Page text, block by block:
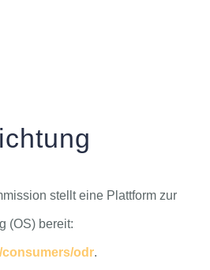
stellt eine Plattform zur
(OS) bereit:
consumers/odr.